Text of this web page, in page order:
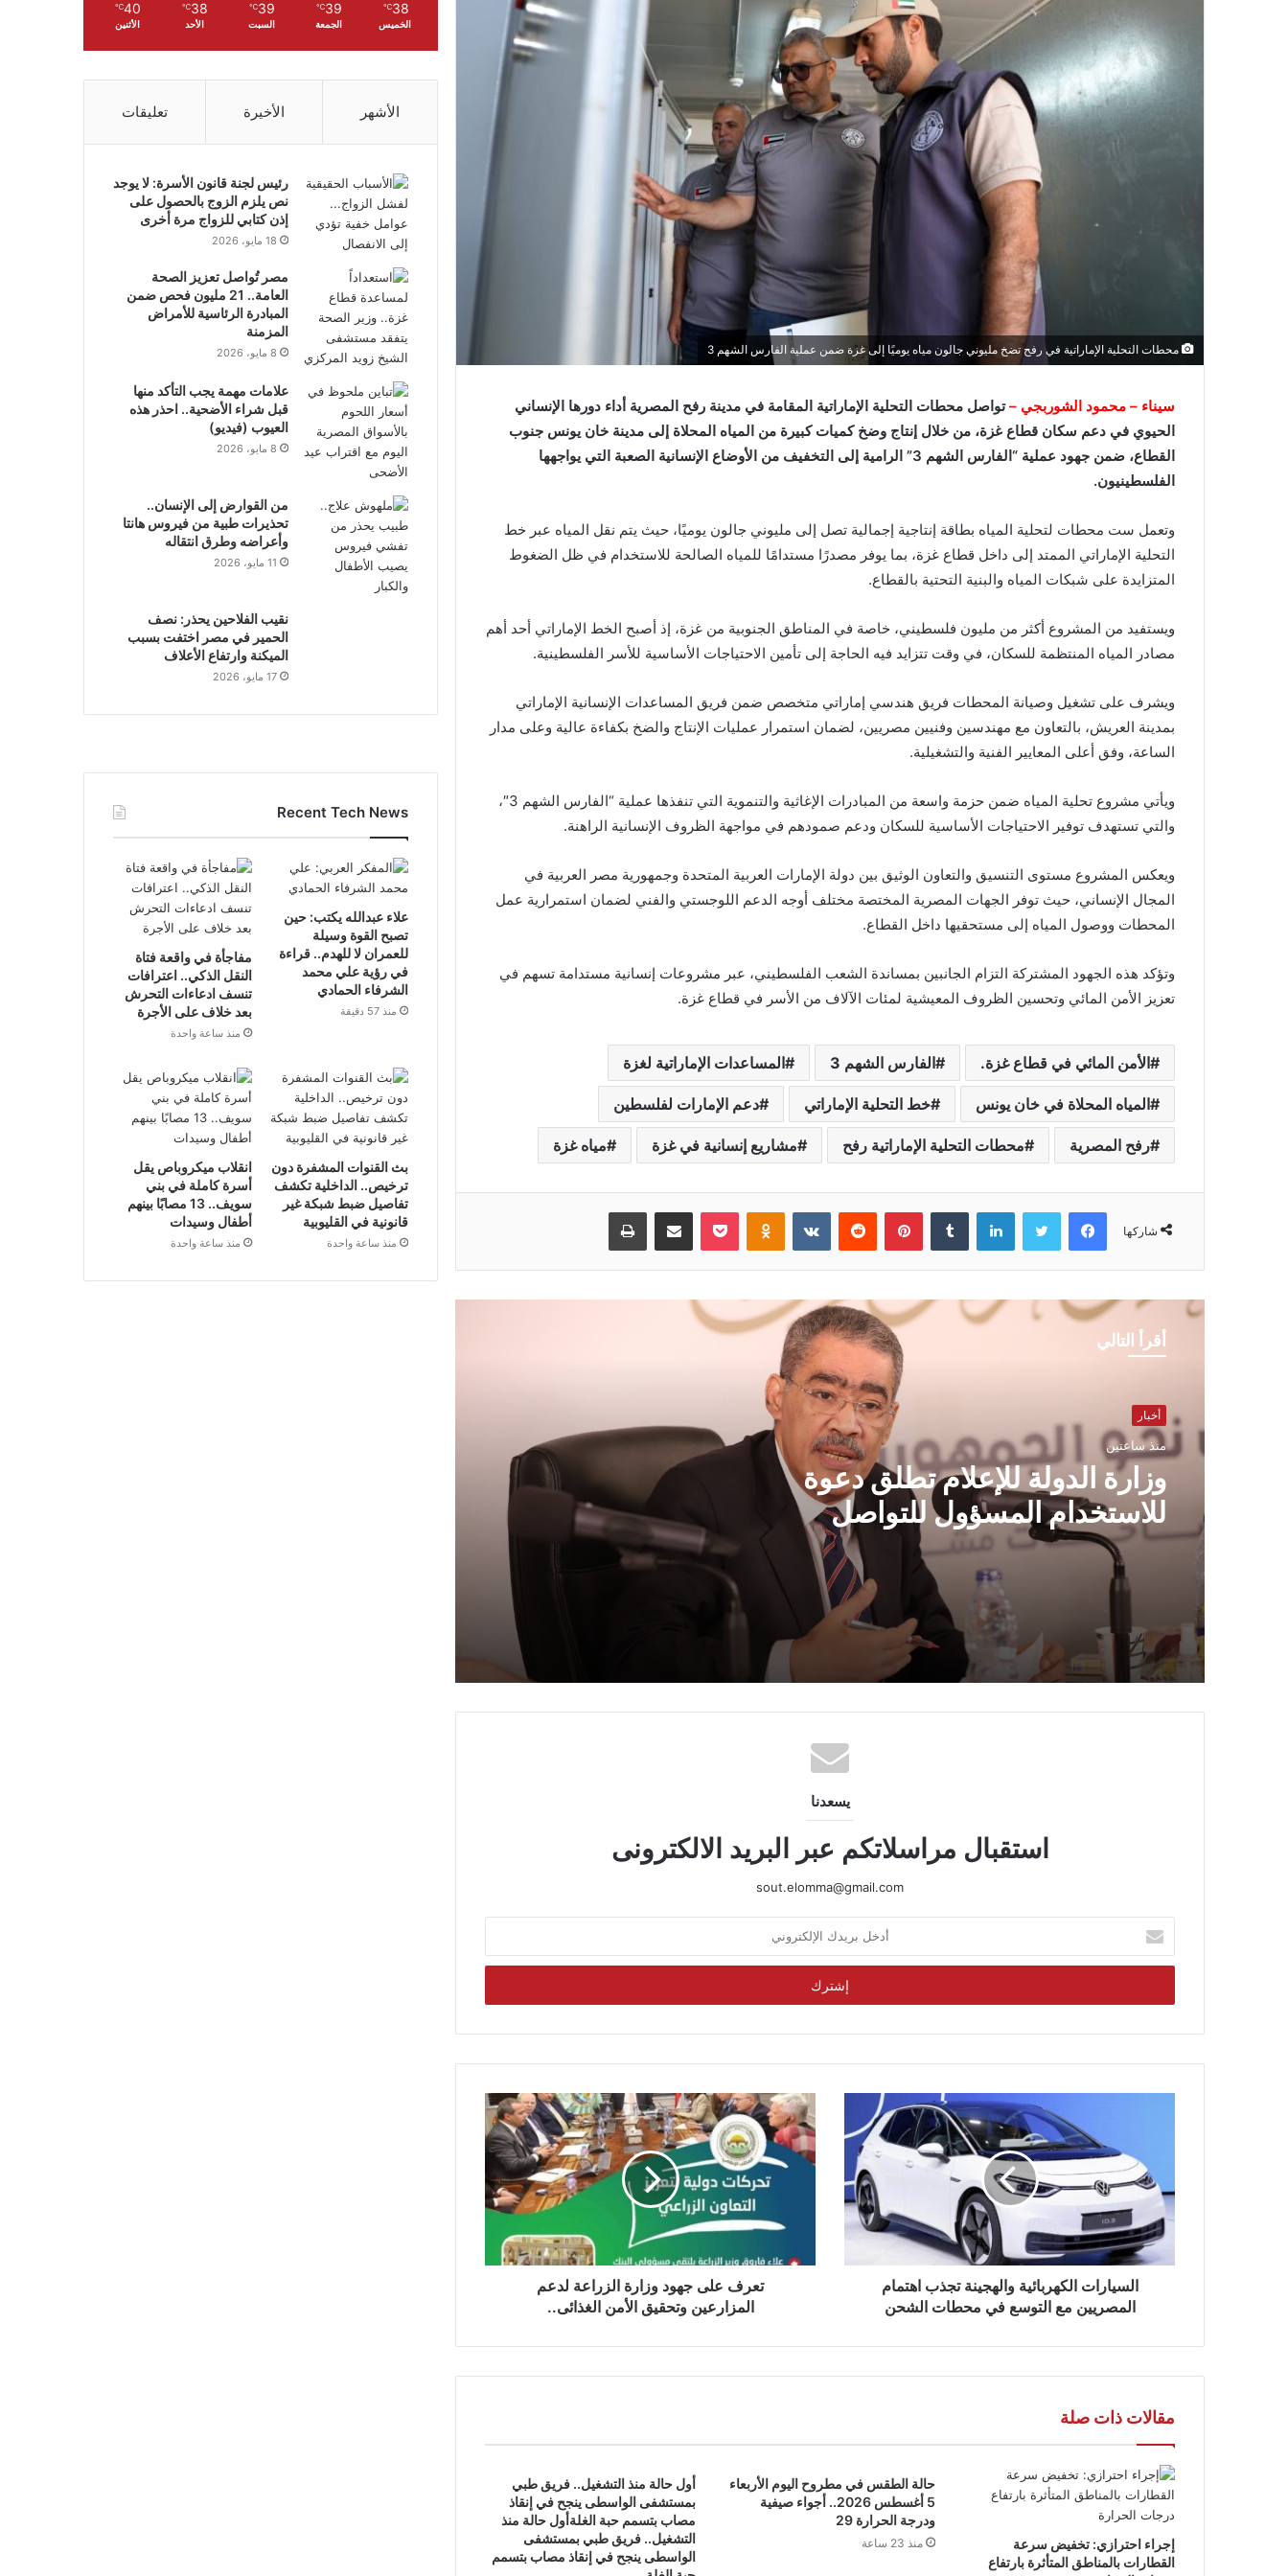
محطات التحلية الإماراتية في رفح تضخ مليوني جالون مياه يوميًا إلى غزة ضمن عملية الفارس الشهم 3
سيناء – محمود الشوربجي –تواصل محطات التحلية الإماراتية المقامة في مدينة رفح المصرية أداء دورها الإنساني
الحيوي في دعم سكان قطاع غزة، من خلال إنتاج وضخ كميات كبيرة من المياه المحلاة إلى مدينة خان يونس جنوب
القطاع، ضمن جهود عملية “الفارس الشهم 3” الرامية إلى التخفيف من الأوضاع الإنسانية الصعبة التي يواجهها
الفلسطينيون.
وتعمل ست محطات لتحلية المياه بطاقة إنتاجية إجمالية تصل إلى مليوني جالون يوميًا، حيث يتم نقل المياه عبر خط
التحلية الإماراتي الممتد إلى داخل قطاع غزة، بما يوفر مصدرًا مستدامًا للمياه الصالحة للاستخدام في ظل الضغوط
المتزايدة على شبكات المياه والبنية التحتية بالقطاع.
ويستفيد من المشروع أكثر من مليون فلسطيني، خاصة في المناطق الجنوبية من غزة، إذ أصبح الخط الإماراتي أحد أهم
مصادر المياه المنتظمة للسكان، في وقت تتزايد فيه الحاجة إلى تأمين الاحتياجات الأساسية للأسر الفلسطينية.
ويشرف على تشغيل وصيانة المحطات فريق هندسي إماراتي متخصص ضمن فريق المساعدات الإنسانية الإماراتي
بمدينة العريش، بالتعاون مع مهندسين وفنيين مصريين، لضمان استمرار عمليات الإنتاج والضخ بكفاءة عالية وعلى مدار
الساعة، وفق أعلى المعايير الفنية والتشغيلية.
ويأتي مشروع تحلية المياه ضمن حزمة واسعة من المبادرات الإغاثية والتنموية التي تنفذها عملية “الفارس الشهم 3″،
والتي تستهدف توفير الاحتياجات الأساسية للسكان ودعم صمودهم في مواجهة الظروف الإنسانية الراهنة.
ويعكس المشروع مستوى التنسيق والتعاون الوثيق بين دولة الإمارات العربية المتحدة وجمهورية مصر العربية في
المجال الإنساني، حيث توفر الجهات المصرية المختصة مختلف أوجه الدعم اللوجستي والفني لضمان استمرارية عمل
المحطات ووصول المياه إلى مستحقيها داخل القطاع.
وتؤكد هذه الجهود المشتركة التزام الجانبين بمساندة الشعب الفلسطيني، عبر مشروعات إنسانية مستدامة تسهم في
تعزيز الأمن المائي وتحسين الظروف المعيشية لمئات الآلاف من الأسر في قطاع غزة.
الأمن المائي في قطاع غزة. الفارس الشهم 3 المساعدات الإماراتية لغزة
المياه المحلاة في خان يونس خط التحلية الإماراتي دعم الإمارات لفلسطين
رفح المصرية محطات التحلية الإماراتية رفح مشاريع إنسانية في غزة مياه غزة
شاركها
فيسبوك تويتر لينكدإن بينتيريست Odnoklassniki
بوكيت مشاركة عبر البريد طباعة
أقرأ التالي
أخبار
منذ ساعتين
وزارة الدولة للإعلام تطلق دعوة
للاستخدام المسؤول للتواصل
الاجتماعي.. نحو فضاء رقمي
مصري أكثر أمانًا واحترامًا
وزارة الدولة للإعلام تطلق دعوة للاستخدام
المسؤول للتواصل الاجتماعي.. نحو فضاء
المدن الجديدة
وزير الخارجية يؤكد دعم مصر للقضية
الفلسطينية ويرفض إجراءات إسرائيل في
الأراضي المحتلة
مدبولي يتابع مشروعات مياه الشرب
والصرف الصحي.. توجيهات بسرعة التنفيذ
يسعدنا
استقبال مراسلاتكم عبر البريد الالكترونى
sout.elomma@gmail.com
بريدك
الإلكتروني
السيارات الكهربائية والهجينة تجذب اهتمام
المصريين مع التوسع في محطات الشحن
تعرف على جهود وزارة الزراعة لدعم
المزارعين وتحقيق الأمن الغذائى..
مقالات ذات صلة
​إجراء احترازي: تخفيض سرعة
القطارات بالمناطق المتأثرة بارتفاع
حالة الطقس في مطروح اليوم الأربعاء
5 أغسطس 2026.. أجواء صيفية
ودرجة الحرارة 29
منذ 23 ساعة
أول حالة منذ التشغيل.. فريق طبي
بمستشفى الواسطى ينجح في إنقاذ
مصاب بتسمم حبة الغلةأول حالة منذ
التشغيل.. فريق طبي بمستشفى
الواسطى ينجح في إنقاذ مصاب بتسمم
38
℃
الخميس
39
℃
الجمعة
39
℃
السبت
38
℃
الأحد
40
℃
الأثنين
الأشهر الأخيرة تعليقات
رئيس لجنة قانون الأسرة: لا يوجد
نص يلزم الزوج بالحصول على
إذن كتابي للزواج مرة أخرى
18 مايو، 2026
مصر تُواصل تعزيز الصحة
العامة.. 21 مليون فحص ضمن
المبادرة الرئاسية للأمراض
المزمنة
8 مايو، 2026
علامات مهمة يجب التأكد منها
قبل شراء الأضحية.. احذر هذه
العيوب (فيديو)
8 مايو، 2026
من القوارض إلى الإنسان..
تحذيرات طبية من فيروس هانتا
وأعراضه وطرق انتقاله
11 مايو، 2026
نقيب الفلاحين يحذر: نصف
الحمير في مصر اختفت بسبب
الميكنة وارتفاع الأعلاف
17 مايو، 2026
Recent Tech News
علاء عبدالله يكتب: حين
تصبح القوة وسيلة
للعمران لا للهدم.. قراءة
في رؤية علي محمد
الشرفاء الحمادي
منذ 57 دقيقة
مفاجأة في واقعة فتاة
النقل الذكي.. اعترافات
تنسف ادعاءات التحرش
بعد خلاف على الأجرة
منذ ساعة واحدة
بث القنوات المشفرة دون
ترخيص.. الداخلية تكشف
تفاصيل ضبط شبكة غير
قانونية في القليوبية
منذ ساعة واحدة
انقلاب ميكروباص يقل
أسرة كاملة في بني
سويف.. 13 مصابًا بينهم
أطفال وسيدات
منذ ساعة واحدة